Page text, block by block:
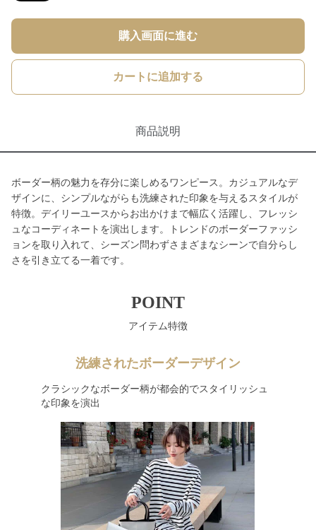
購入画面に進む
カートに追加する
商品説明
ボーダー柄の魅力を存分に楽しめるワンピース。カジュアルなデ
ザインに、シンプルながらも洗練された印象を与えるスタイルが
特徴。デイリーユースからお出かけまで幅広く活躍し、フレッシ
ュなコーディネートを演出します。トレンドのボーダーファッシ
ョンを取り入れて、シーズン問わずさまざまなシーンで自分らし
さを引き立てる一着です。
POINT
アイテム特徴
洗練されたボーダーデザイン
クラシックなボーダー柄が都会的でスタイリッシュ
な印象を演出